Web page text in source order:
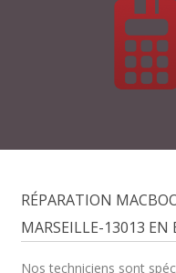
RÉPARATION
MARSEILLE-13013 EN
Nos techniciens sont